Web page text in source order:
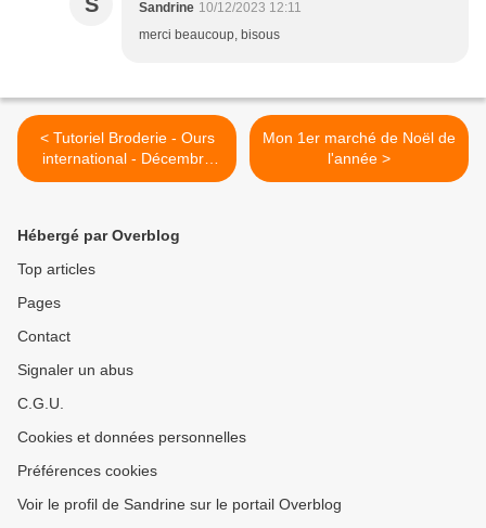
Sandrine 10/12/2023 12:11
merci beaucoup, bisous
< Tutoriel Broderie - Ours
international - Décembre
2023 - USA
Mon 1er marché de Noël de
l'année >
Hébergé par Overblog
Top articles
Pages
Contact
Signaler un abus
C.G.U.
Cookies et données personnelles
Préférences cookies
Voir le profil de Sandrine sur le portail Overblog